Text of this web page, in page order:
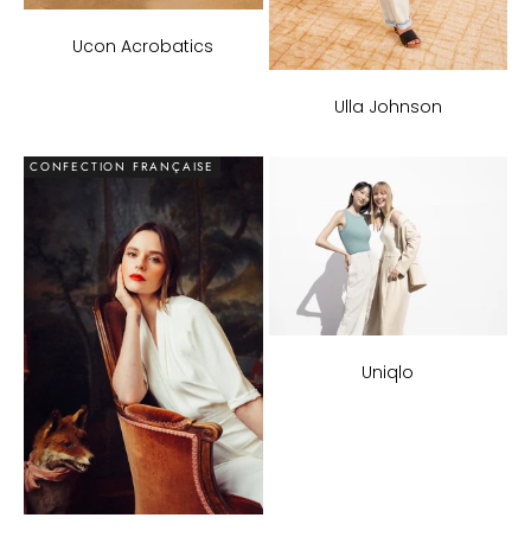
Ucon Acrobatics
Ulla Johnson
CONFECTION FRANÇAISE
Uniqlo